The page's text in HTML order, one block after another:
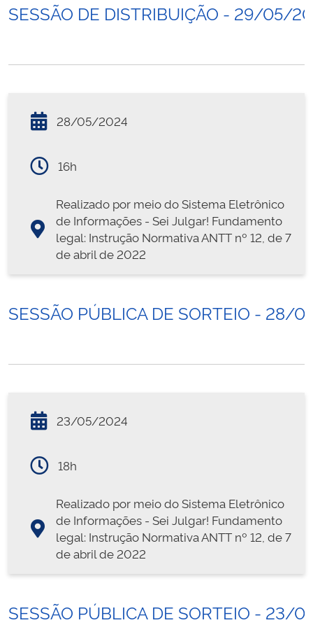
SESSÃO DE DISTRIBUIÇÃO - 29/05/
28/05/2024
16h
Realizado por meio do Sistema Eletrônico
de Informações - Sei Julgar! Fundamento
legal: Instrução Normativa ANTT nº 12, de 7
de abril de 2022
SESSÃO PÚBLICA DE SORTEIO - 28/
23/05/2024
18h
Realizado por meio do Sistema Eletrônico
de Informações - Sei Julgar! Fundamento
legal: Instrução Normativa ANTT nº 12, de 7
de abril de 2022
SESSÃO PÚBLICA DE SORTEIO - 23/